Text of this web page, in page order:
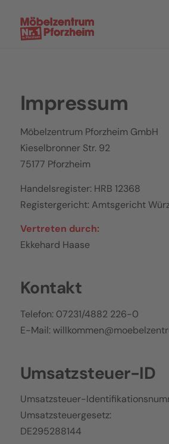
Impressum
Möbelzentrum Pforzheim GmbH
Kieselbronner Str. 92
75177 Pforzheim
Handelsregister: HRB 12368
Registergericht: Amtsgericht
Vertreten durch:
Ekkehard Haase
Kontakt
Telefon: 07231/4882 226-0
E-Mail:
Umsatzsteuer-ID
Umsatzsteuer-
Umsatzsteuergesetz:
DE295288144